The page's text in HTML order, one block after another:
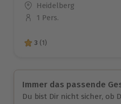
Standort
Heidelberg
Anzahl der Teilnehmer
1 Pers.
3 von 5 Sternen basierend
3 (1)
Immer das passende
Du bist Dir nicht sicher, ob